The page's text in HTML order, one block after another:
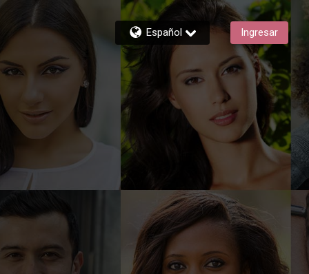
Español Ingresar